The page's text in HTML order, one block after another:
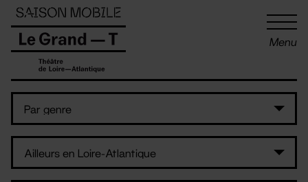
Menu
Panneau de gestion des cookies